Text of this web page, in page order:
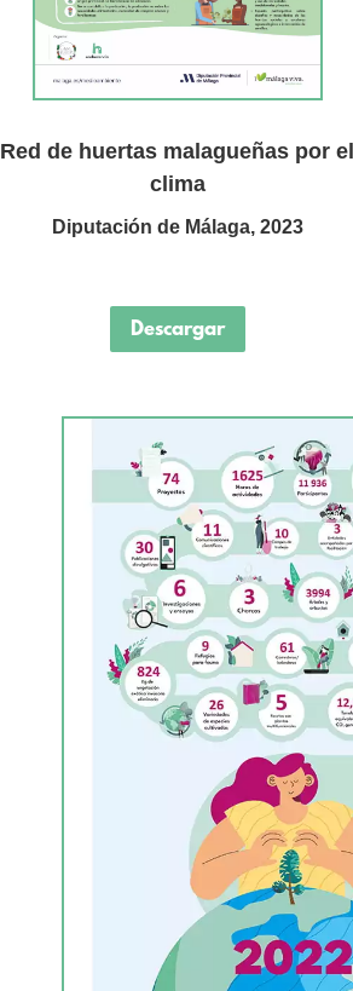
Red de huertas malagueñas por el
clima
Diputación de Málaga, 2023
Descargar